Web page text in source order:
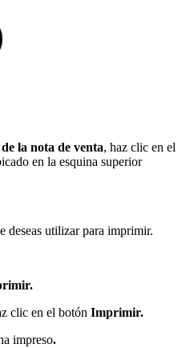
la nota de venta, haz clic en el
en la esquina superior
deseas utilizar para imprimir.
clic en el botón Imprimir.
impreso.